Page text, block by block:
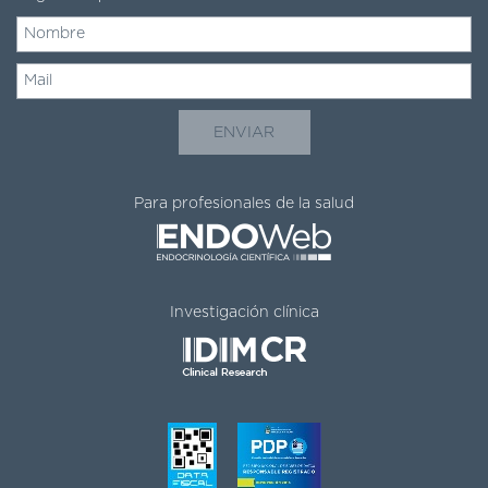
Para profesionales de la salud
Investigación clínica